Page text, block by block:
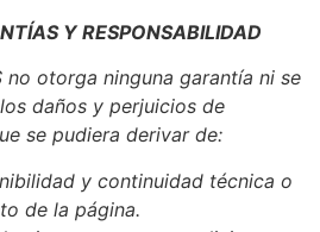
Y RESPONSABILIDAD
no otorga ninguna garantía ni se
daños y perjuicios de
se pudiera derivar de:
y continuidad técnica o
de la página.